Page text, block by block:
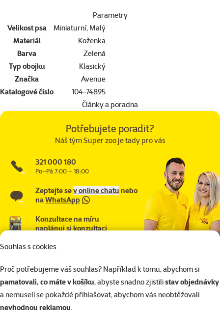
Souhlas s cookies
Proč potřebujeme váš souhlas? Například k tomu, abychom si
pamatovali, co máte v košíku, abyste snadno zjistilistav objednávky
a nemuseli se pokaždé přihlašovat, abychom vás neobtěžovali
nevhodnou reklamou.
Parametry
Velikost psa
Miniaturní, Malý
Materiál
Koženka
Barva
Zelená
Typ obojku
Klasický
Značka
Avenue
Katalogové číslo
104-74895
Články a poradna
Potřebujete poradit?
Náš tým Super zoo je tady pro vás
321 000 180
Po–Pá 7:00 – 18:00
Zeptejte sev online chatunebo
naWhatsApp
Konzultace na míru
naplánuj si konzultaci